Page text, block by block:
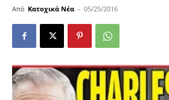
Από Κατοχικά Νέα - 05/25/2016